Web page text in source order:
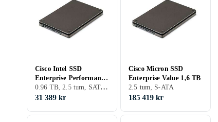
Cisco Intel SSD
Enterprise Performance
960GB
0.96 TB, 2.5 tum, SATA III (6Gb/s), S-ATA
31 389 kr
Cisco Micron SSD
Enterprise Value 1,6 TB
2.5 tum, S-ATA
185 419 kr